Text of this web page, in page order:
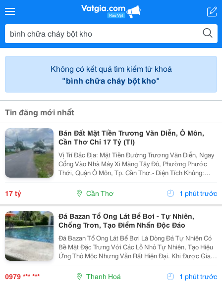
Không có kết quả tìm kiếm từ khoá
"bình chữa cháy bột kho"
Tin đăng mới nhất
Bán Đất Mặt Tiền Trương Văn Diễn, Ô Môn,
Cần Thơ Chỉ 17 Tỷ (Tl)
Vị Trí Đắc Địa: Mặt Tiền Đường Trương Văn Diễn, Ngay
Cổng Vào Nhà Máy Xi Măng Tây Đô, Phường Phước
Thới, Quận Ô Môn, Tp. Cần Thơ.- Diện Tích Khủng:
3.830M&Sup2; (2 Sổ)- Giá Bán: 17 Tỷ (Thương Lượng)-
Pháp Lý: Sổ Hồng Riêng, Sang Tên Nhanh- Lộ Giới:...
17 tỷ Cần Thơ 1 phút trước
Đá Bazan Tổ Ong Lát Bể Bơi - Tự Nhiên,
Chống Trơn, Tạo Điểm Nhấn Độc Đáo
Đá Bazan Tổ Ong Lát Bể Bơi Là Dòng Đá Tự Nhiên Có
Bề Mặt Đặc Trưng Với Các Lỗ Nhỏ Tự Nhiên, Tạo Hiệu
Ứng Thô Mộc Nhưng Vẫn Rất Hiện Đại. Khi Được Gia
Công Phù Hợp, Đá Mang Lại Khả Năng Chống Trơn Tốt
Và Vẻ Đẹp Hài Hòa Với Không Gian Nước, Đặc Biệt...
0979 *** *** Thanh Hoá 1 phút trước